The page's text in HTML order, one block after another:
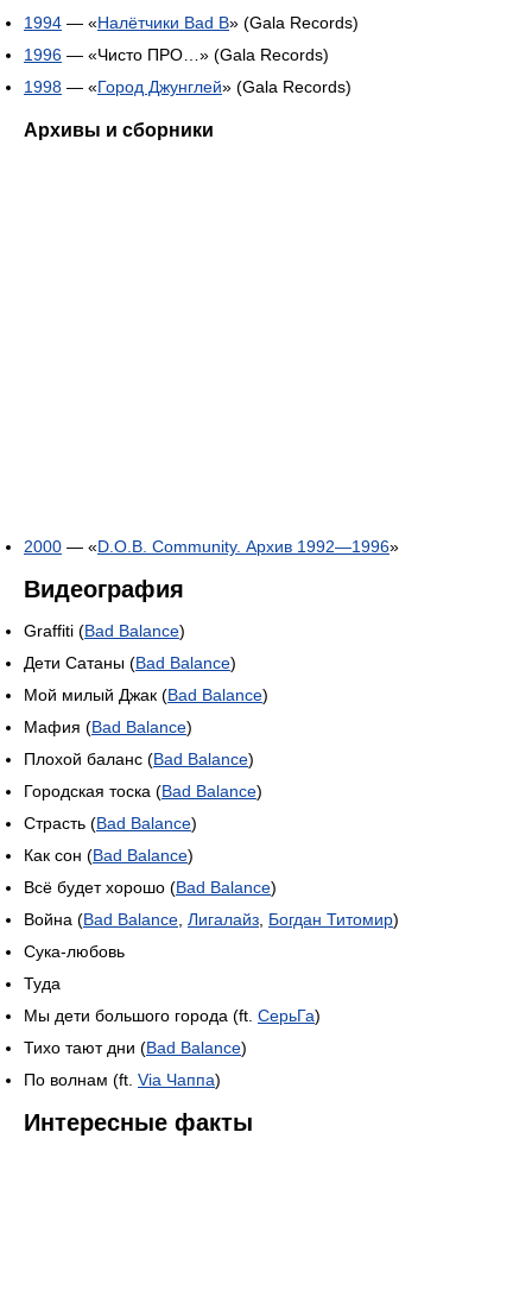
1994 — «Налётчики Bad B» (Gala Records)
1996 — «Чисто ПРО…» (Gala Records)
1998 — «Город Джунглей» (Gala Records)
Архивы и сборники
2000 — «D.O.B. Community. Архив 1992—1996»
Видеография
Graffiti (Bad Balance)
Дети Сатаны (Bad Balance)
Мой милый Джак (Bad Balance)
Мафия (Bad Balance)
Плохой баланс (Bad Balance)
Городская тоска (Bad Balance)
Страсть (Bad Balance)
Как сон (Bad Balance)
Всё будет хорошо (Bad Balance)
Война (Bad Balance, Лигалайз, Богдан Титомир)
Сука-любовь
Туда
Мы дети большого города (ft. СерьГа)
Тихо тают дни (Bad Balance)
По волнам (ft. Via Чаппа)
Интересные факты